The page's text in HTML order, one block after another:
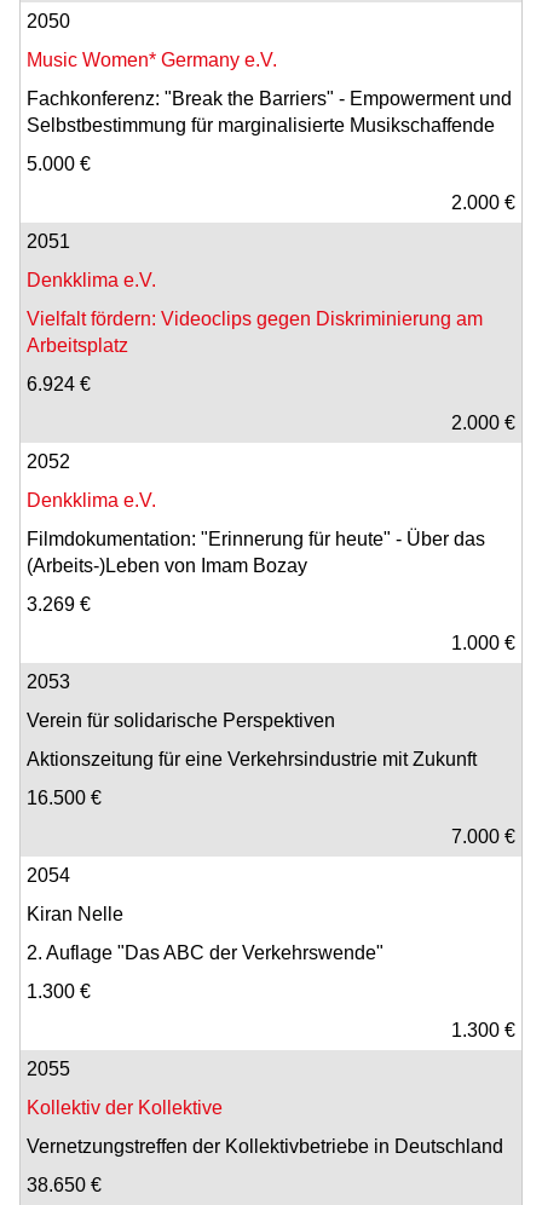
2050
Music Women* Germany e.V.
Fachkonferenz: "Break the Barriers" - Empowerment und
Selbstbestimmung für marginalisierte Musikschaffende
5.000 €
2.000 €
2051
Denkklima e.V.
Vielfalt fördern: Videoclips gegen Diskriminierung am
Arbeitsplatz
6.924 €
2.000 €
2052
Denkklima e.V.
Filmdokumentation: "Erinnerung für heute" - Über das
(Arbeits-)Leben von Imam Bozay
3.269 €
1.000 €
2053
Verein für solidarische Perspektiven
Aktionszeitung für eine Verkehrsindustrie mit Zukunft
16.500 €
7.000 €
2054
Kiran Nelle
2. Auflage "Das ABC der Verkehrswende"
1.300 €
1.300 €
2055
Kollektiv der Kollektive
Vernetzungstreffen der Kollektivbetriebe in Deutschland
38.650 €